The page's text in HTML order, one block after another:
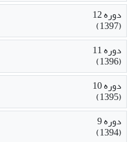
دوره 12
(1397)
دوره 11
(1396)
دوره 10
(1395)
دوره 9
(1394)